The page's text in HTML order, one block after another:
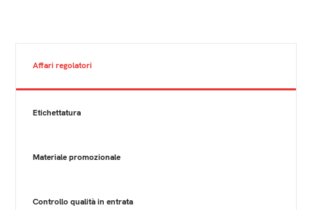
Affari regolatori
Etichettatura
Materiale promozionale
Controllo qualità in entrata